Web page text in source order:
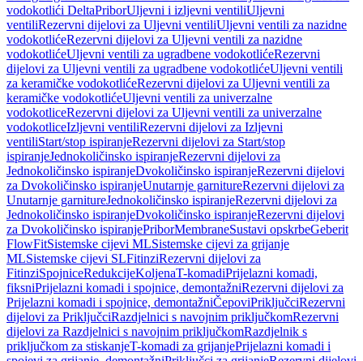
vodokotlići DeltaPriborUljevni i izljevni ventiliUljevni
ventiliRezervni dijelovi za Uljevni ventiliUljevni ventili za nazidne
vodokotlićeRezervni dijelovi za Uljevni ventili za nazidne
vodokotlićeUljevni ventili za ugradbene vodokotlićeRezervni
dijelovi za Uljevni ventili za ugradbene vodokotlićeUljevni ventili
za keramičke vodokotlićeRezervni dijelovi za Uljevni ventili za
keramičke vodokotlićeUljevni ventili za univerzalne
vodokotliceRezervni dijelovi za Uljevni ventili za univerzalne
vodokotliceIzljevni ventiliRezervni dijelovi za Izljevni
ventiliStart/stop ispiranjeRezervni dijelovi za Start/stop
ispiranjeJednokoličinsko ispiranjeRezervni dijelovi za
Jednokoličinsko ispiranjeDvokoličinsko ispiranjeRezervni dijelovi
za Dvokoličinsko ispiranjeUnutarnje garnitureRezervni dijelovi za
Unutarnje garnitureJednokoličinsko ispiranjeRezervni dijelovi za
Jednokoličinsko ispiranjeDvokoličinsko ispiranjeRezervni dijelovi
za Dvokoličinsko ispiranjePriborMembraneSustavi opskrbeGeberit
FlowFitSistemske cijevi MLSistemske cijevi za grijanje
MLSistemske cijevi SLFitinziRezervni dijelovi za
FitinziSpojniceRedukcijeKoljenaT-komadiPrijelazni komadi,
fiksniPrijelazni komadi i spojnice, demontažniRezervni dijelovi za
Prijelazni komadi i spojnice, demontažniČepoviPriključciRezervni
dijelovi za PriključciRazdjelnici s navojnim priključkomRezervni
dijelovi za Razdjelnici s navojnim priključkomRazdjelnik s
priključkom za stiskanjeT-komadi za grijanjePrijelazni komadi i